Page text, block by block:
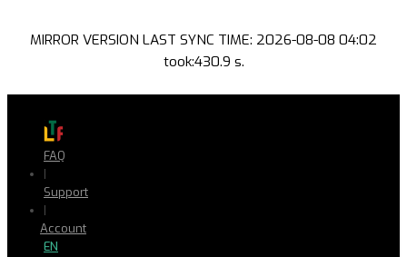
MIRROR VERSION LAST SYNC TIME: 2026-08-08 04:02
took:430.9 s.
FAQ
|
Support
|
Account
EN